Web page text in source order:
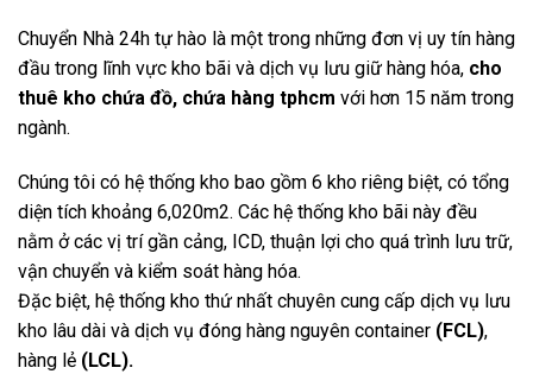
Chuyển Nhà 24h tự hào là một trong những đơn vị uy tín hàng
đầu trong lĩnh vực kho bãi và dịch vụ lưu giữ hàng hóa, cho
thuê kho chứa đồ, chứa hàng tphcm với hơn 15 năm trong
ngành.
Chúng tôi có hệ thống kho bao gồm 6 kho riêng biệt, có tổng
diện tích khoảng 6,020m2. Các hệ thống kho bãi này đều
nằm ở các vị trí gần cảng, ICD, thuận lợi cho quá trình lưu trữ,
vận chuyển và kiểm soát hàng hóa.
Đặc biệt, hệ thống kho thứ nhất chuyên cung cấp dịch vụ lưu
kho lâu dài và dịch vụ đóng hàng nguyên container (FCL),
hàng lẻ (LCL).